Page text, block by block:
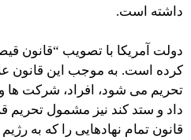
داشته است.
دولت آمریکا با تصویب “قانون
کرده است. به موجب این قانون
تحریم می شود، افراد، شرکت ها
داد و ستد کند نیز مشمول تحریم
قانون تمام نهادهایی را که به